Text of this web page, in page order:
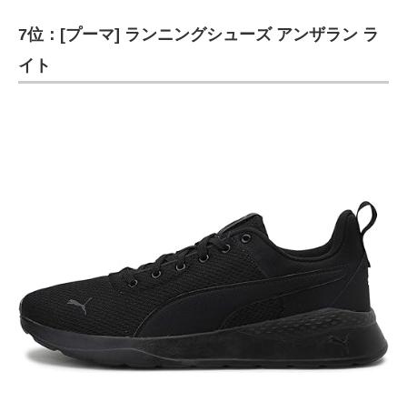
7位：[プーマ] ランニングシューズ アンザラン ラ
イト